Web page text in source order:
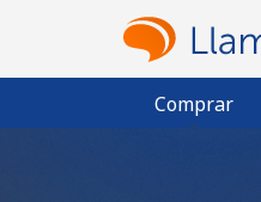
Comprar